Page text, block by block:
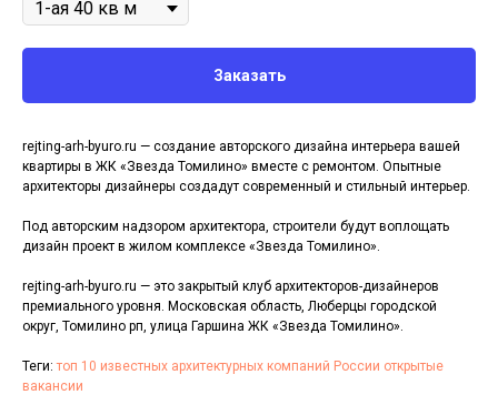
Заказать
rejting-arh-byuro.ru — создание авторского дизайна интерьера вашей
квартиры в ЖК «Звезда Томилино» вместе с ремонтом. Опытные
архитекторы дизайнеры создадут современный и стильный интерьер.
Под авторским надзором архитектора, строители будут воплощать
дизайн проект в жилом комплексе «Звезда Томилино».
rejting-arh-byuro.ru — это закрытый клуб архитекторов-дизайнеров
премиального уровня. Московская область, Люберцы городской
округ, Томилино рп, улица Гаршина ЖК «Звезда Томилино».
Теги:топ 10 известных архитектурных компаний России открытые
вакансии